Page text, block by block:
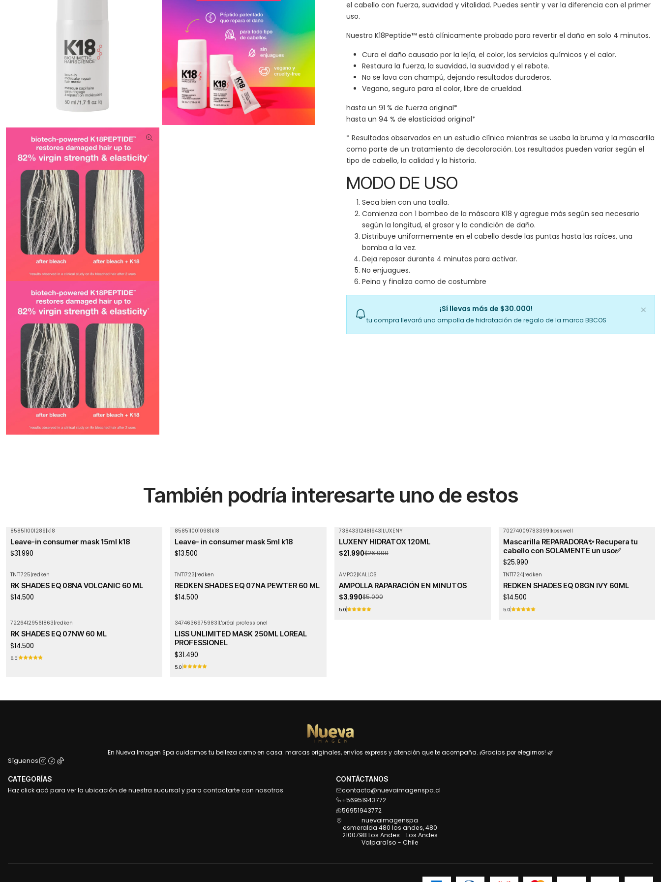
el cabello con fuerza, suavidad y vitalidad. Puedes sentir y ver la diferencia con el primer
uso.
Nuestro K18Peptide™ está clínicamente probado para revertir el daño en solo 4 minutos.
Cura el daño causado por la lejía, el color, los servicios químicos y el calor.
Restaura la fuerza, la suavidad, la suavidad y el rebote.
No se lava con champú, dejando resultados duraderos.
Vegano, seguro para el color, libre de crueldad.
hasta un 91 % de fuerza original*
hasta un 94 % de elasticidad original*
* Resultados observados en un estudio clínico mientras se usaba la bruma y la mascarilla
como parte de un tratamiento de decoloración. Los resultados pueden variar según el
tipo de cabello, la calidad y la historia.
MODO DE USO
Seca bien con una toalla.
Comienza con 1 bombeo de la máscara K18 y agregue más según sea necesario
según la longitud, el grosor y la condición de daño.
Distribuye uniformemente en el cabello desde las puntas hasta las raíces, una
bomba a la vez.
Deja reposar durante 4 minutos para activar.
No enjuagues.
Peina y finaliza como de costumbre
¡Sí llevas más de $30.000!
tu compra llevará una ampolla de hidratación de regalo de la marca BBCOS
También podría interesarte uno de estos
858511001289|k18
Leave-in consumer mask 15ml k18
$31.990
858511001098|k18
Leave- in consumer mask 5ml k18
$13.500
73843312481943|LUXENY
LUXENY HIDRATOX 120ML
$21.990$26.990
70274009783399|kosswell
Mascarilla REPARADORA✨ Recupera tu
cabello con SOLAMENTE un uso✅
$25.990
TNT1725|redken
RK SHADES EQ 08NA VOLCANIC 60 ML
$14.500
TNT1723|redken
REDKEN SHADES EQ 07NA PEWTER 60 ML
$14.500
Agotado
AMPO2|KALLOS
AMPOLLA RAPARACIÓN EN MINUTOS
$3.990$5.000
5.0
TNT1724|redken
REDKEN SHADES EQ 08GN IVY 60ML
$14.500
5.0
72264129561863|redken
RK SHADES EQ 07NW 60 ML
$14.500
5.0
3474636975983|L'oréal professionel
LISS UNLIMITED MASK 250ML LOREAL
PROFESSIONEL
$31.490
5.0
En Nueva Imagen Spa cuidamos tu belleza como en casa: marcas originales, envíos express y atención que te acompaña. ¡Gracias por elegirnos! 🌿
Síguenos
CATEGORÍAS
Haz click acá para ver la ubicación de nuestra sucursal y para contactarte con nosotros.
CONTÁCTANOS
contacto@nuevaimagenspa.cl
+56951943772
56951943772
nuevaimagenspa
esmeralda 480 los andes, 480
2100798 Los Andes - Los Andes
Valparaíso - Chile